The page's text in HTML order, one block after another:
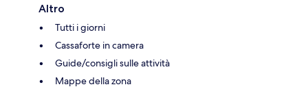
Altro
Tutti i giorni
Cassaforte in camera
Guide/consigli sulle attività
Mappe della zona